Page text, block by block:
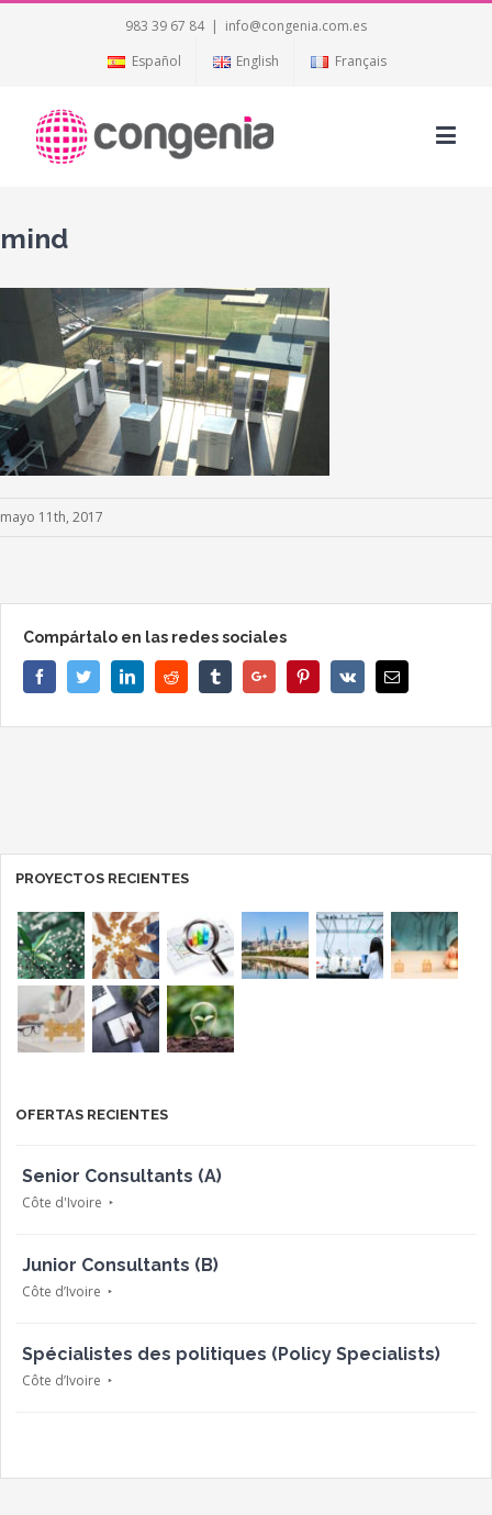
983 39 67 84 | info@congenia.com.es
Español
English Français
mind
mayo 11th, 2017
Compártalo en las redes sociales
FacebookTwitterLinkedinReddit TumblrGoogle+ PinterestVk Email
PROYECTOS RECIENTES
OFERTAS RECIENTES
Senior Consultants (A)
Côte d'Ivoire
Junior Consultants (B)
Côte d’Ivoire
Spécialistes des politiques (Policy Specialists)
Côte d’Ivoire